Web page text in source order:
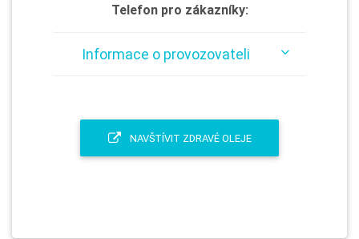
Telefon pro zákazníky:
Informace o provozovateli
NAVŠTÍVIT ZDRAVÉ OLEJE